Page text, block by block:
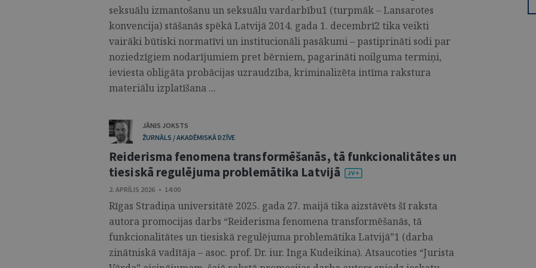
seksuālu izmantošanu un seksuālu vardarbību1 (turpmāk – Lansarotes
konvencija) stāšanās spēkā Latvijā 2014. gada 1. decembrī2 tika veikti
vairāki būtiski normatīvi un institucionāli pasākumi – pastiprināti sodi par
noziedzīgiem nodarījumiem pret bērniem, pagarināti noilguma termiņi,
ieviesta obligāta probācijas uzraudzība, kriminalizēta intīma rakstura
materiālu izplatīšana ...
JĀNIS JOKSTS
ŽURNĀLS / AKADĒMISKĀ DZĪVE
Reiderisma fenomena transformēšanās, tā funkcionalitātes un
tiesiskā regulējuma problemātika Latvijā
2. APRĪLIS 2026 • 14:00
Rīgas Stradiņa universitātē 2025. gada 27. maijā tika aizstāvēts šī raksta
autora promocijas darbs “Reiderisma fenomena transformēšanās, tā
funkcionalitātes un tiesiskā regulējuma problemātika Latvijā”1 (darba
zinātniskā vadītāja – asoc. prof. Dr. iur. Inga Kudeikina). Atsaucoties “Jurista